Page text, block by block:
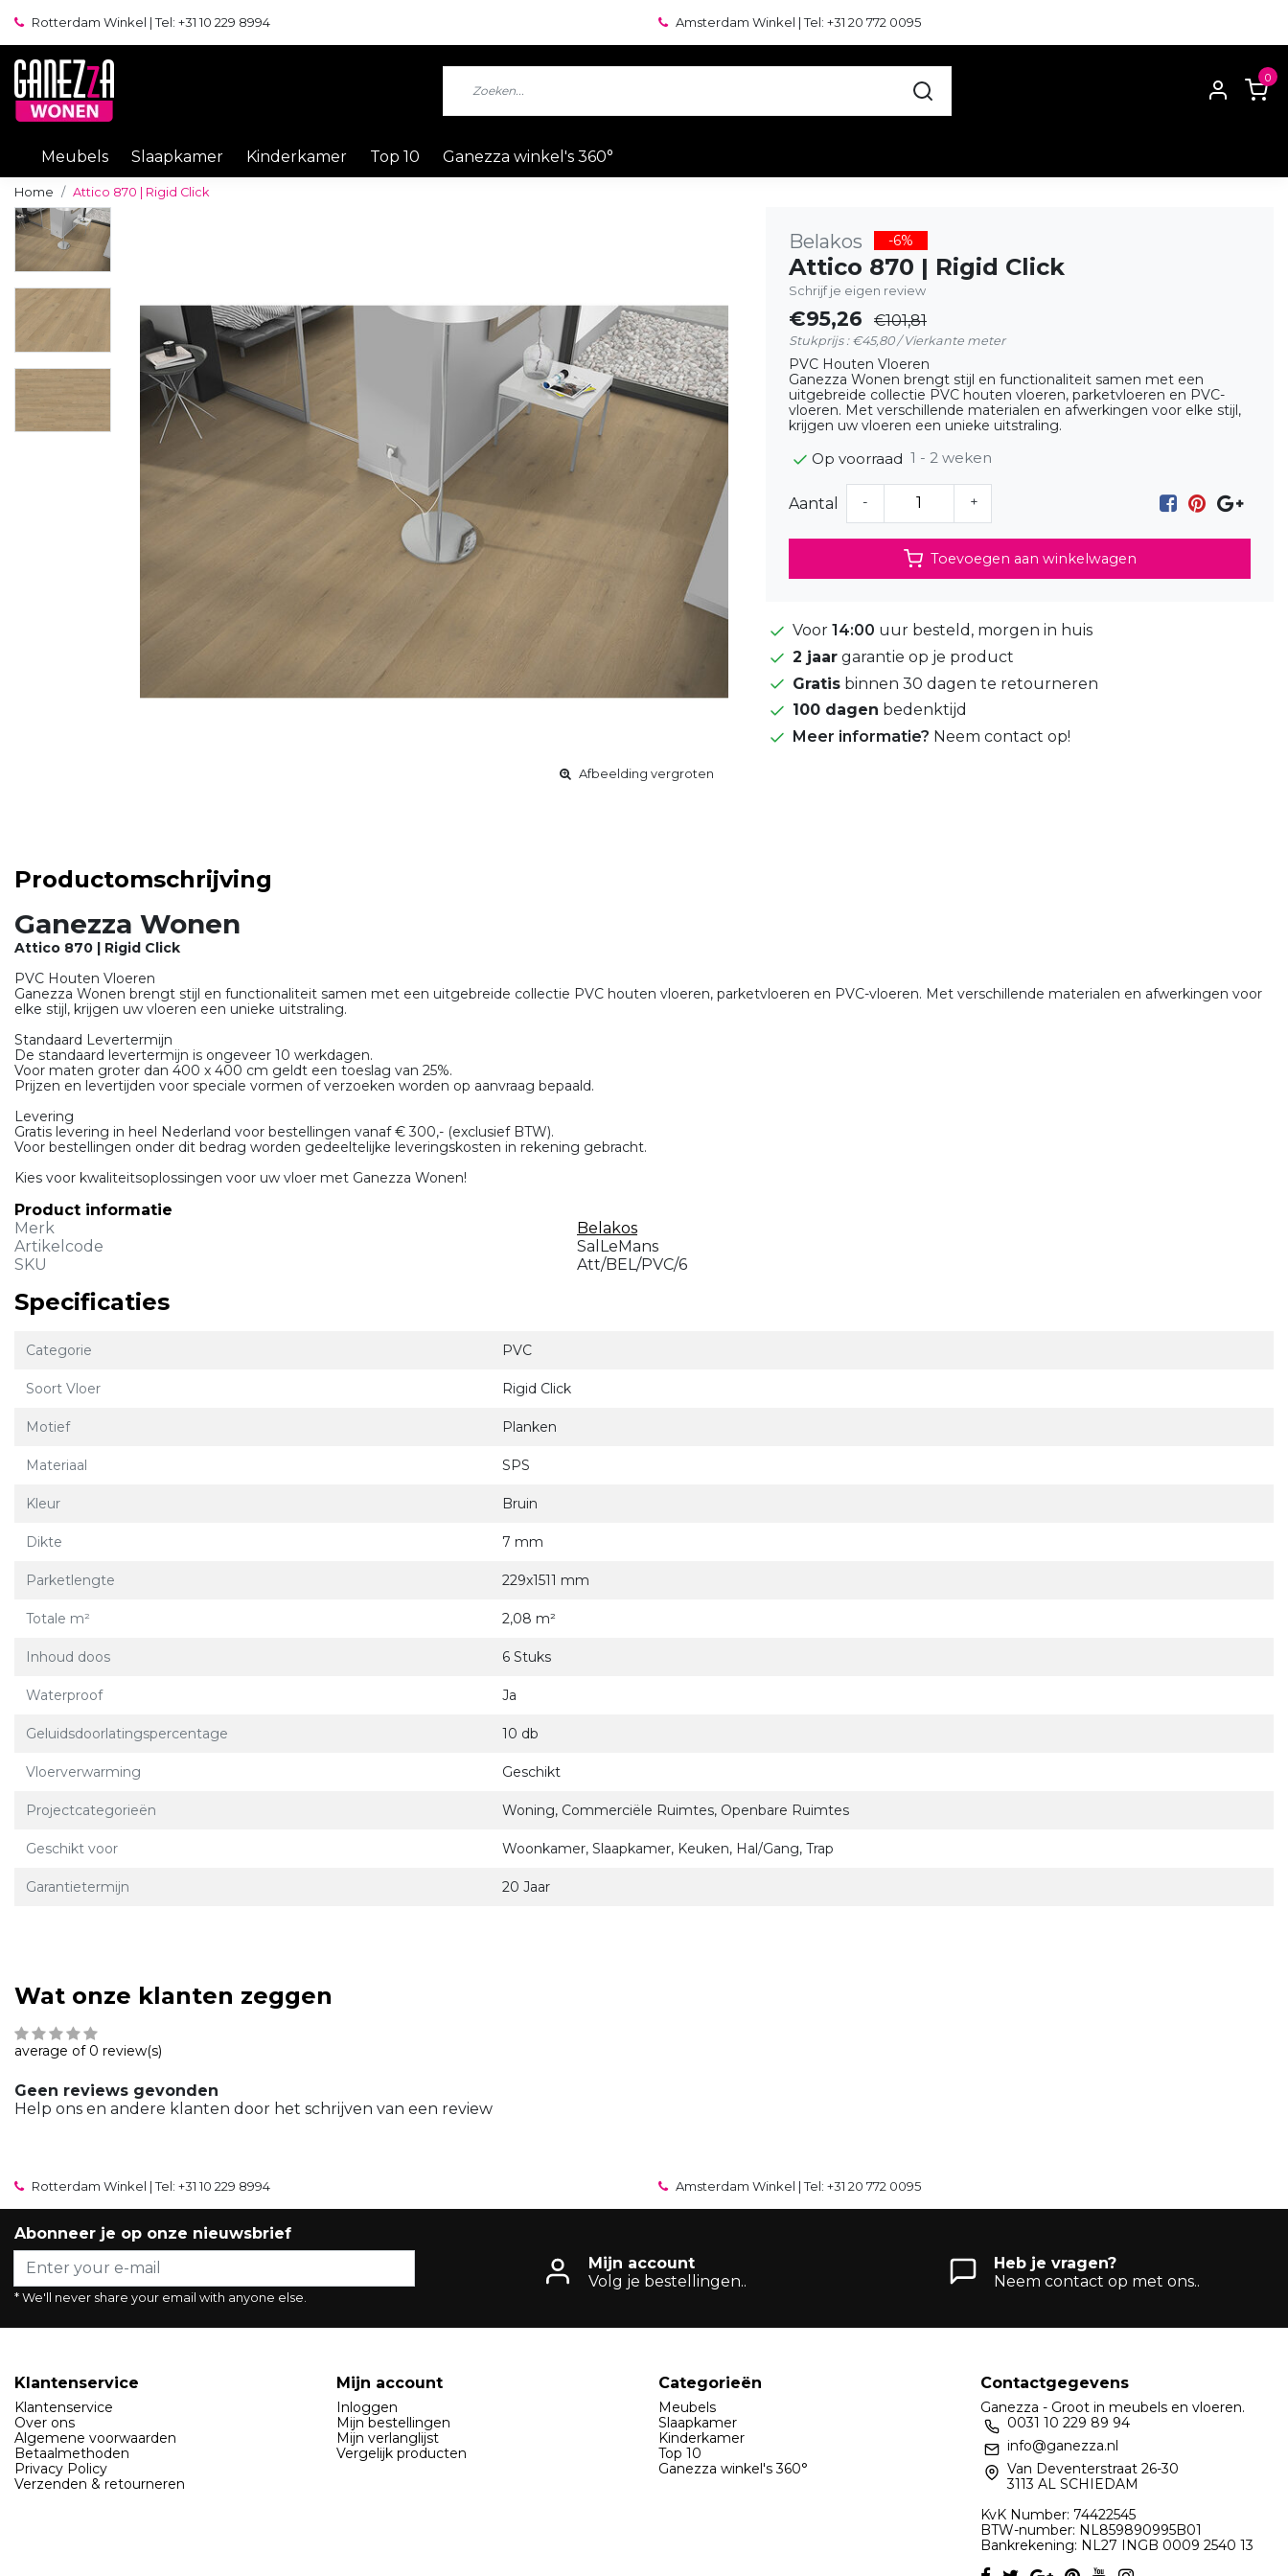
Rotterdam Winkel | Tel: +31 10 229 8994 Amsterdam Winkel | Tel: +31 20 772 0095
0
Meubels Slaapkamer Kinderkamer Top 10 Ganezza winkel's 360°
Home Attico 870 | Rigid Click
Afbeelding vergroten
Belakos -6%
Attico 870 | Rigid Click
Schrijf je eigen review
€95,26 €101,81
Stukprijs : €45,80 / Vierkante meter
PVC Houten Vloeren
Ganezza Wonen brengt stijl en functionaliteit samen met een
uitgebreide collectie PVC houten vloeren, parketvloeren en PVC-
vloeren. Met verschillende materialen en afwerkingen voor elke stijl,
krijgen uw vloeren een unieke uitstraling.
Op voorraad 1 - 2 weken
Aantal - +
Toevoegen aan winkelwagen
Voor 14:00 uur besteld, morgen in huis
2 jaar garantie op je product
Gratis binnen 30 dagen te retourneren
100 dagen bedenktijd
Meer informatie? Neem contact op!
Productomschrijving
Ganezza Wonen
Attico 870 | Rigid Click
PVC Houten Vloeren
Ganezza Wonen brengt stijl en functionaliteit samen met een uitgebreide collectie PVC houten vloeren, parketvloeren en PVC-vloeren. Met verschillende materialen en afwerkingen voor
elke stijl, krijgen uw vloeren een unieke uitstraling.
Standaard Levertermijn
De standaard levertermijn is ongeveer 10 werkdagen.
Voor maten groter dan 400 x 400 cm geldt een toeslag van 25%.
Prijzen en levertijden voor speciale vormen of verzoeken worden op aanvraag bepaald.
Levering
Gratis levering in heel Nederland voor bestellingen vanaf € 300,- (exclusief BTW).
Voor bestellingen onder dit bedrag worden gedeeltelijke leveringskosten in rekening gebracht.
Kies voor kwaliteitsoplossingen voor uw vloer met Ganezza Wonen!
Product informatie
Merk
Belakos
Artikelcode
SalLeMans
SKU
Att/BEL/PVC/6
Specificaties
Categorie PVC
Soort Vloer Rigid Click
Motief Planken
Materiaal SPS
Kleur Bruin
Dikte 7 mm
Parketlengte 229x1511 mm
Totale m² 2,08 m²
Inhoud doos 6 Stuks
Waterproof Ja
Geluidsdoorlatingspercentage 10 db
Vloerverwarming Geschikt
Projectcategorieën Woning, Commerciële Ruimtes, Openbare Ruimtes
Geschikt voor Woonkamer, Slaapkamer, Keuken, Hal/Gang, Trap
Garantietermijn 20 Jaar
Wat onze klanten zeggen
average of 0 review(s)
Geen reviews gevonden
Help ons en andere klanten door het schrijven van een review
Rotterdam Winkel | Tel: +31 10 229 8994 Amsterdam Winkel | Tel: +31 20 772 0095
Abonneer je op onze nieuwsbrief
* We'll never share your email with anyone else.
Mijn account
Volg je bestellingen..
Heb je vragen?
Neem contact op met ons..
Klantenservice
Klantenservice
Over ons
Algemene voorwaarden
Betaalmethoden
Privacy Policy
Verzenden & retourneren
Mijn account
Inloggen
Mijn bestellingen
Mijn verlanglijst
Vergelijk producten
Categorieën
Meubels
Slaapkamer
Kinderkamer
Top 10
Ganezza winkel's 360°
Contactgegevens
Ganezza - Groot in meubels en vloeren.
0031 10 229 89 94
info@ganezza.nl
Van Deventerstraat 26-30
3113 AL SCHIEDAM
KvK Number: 74422545
BTW-number: NL859890995B01
Bankrekening: NL27 INGB 0009 2540 13